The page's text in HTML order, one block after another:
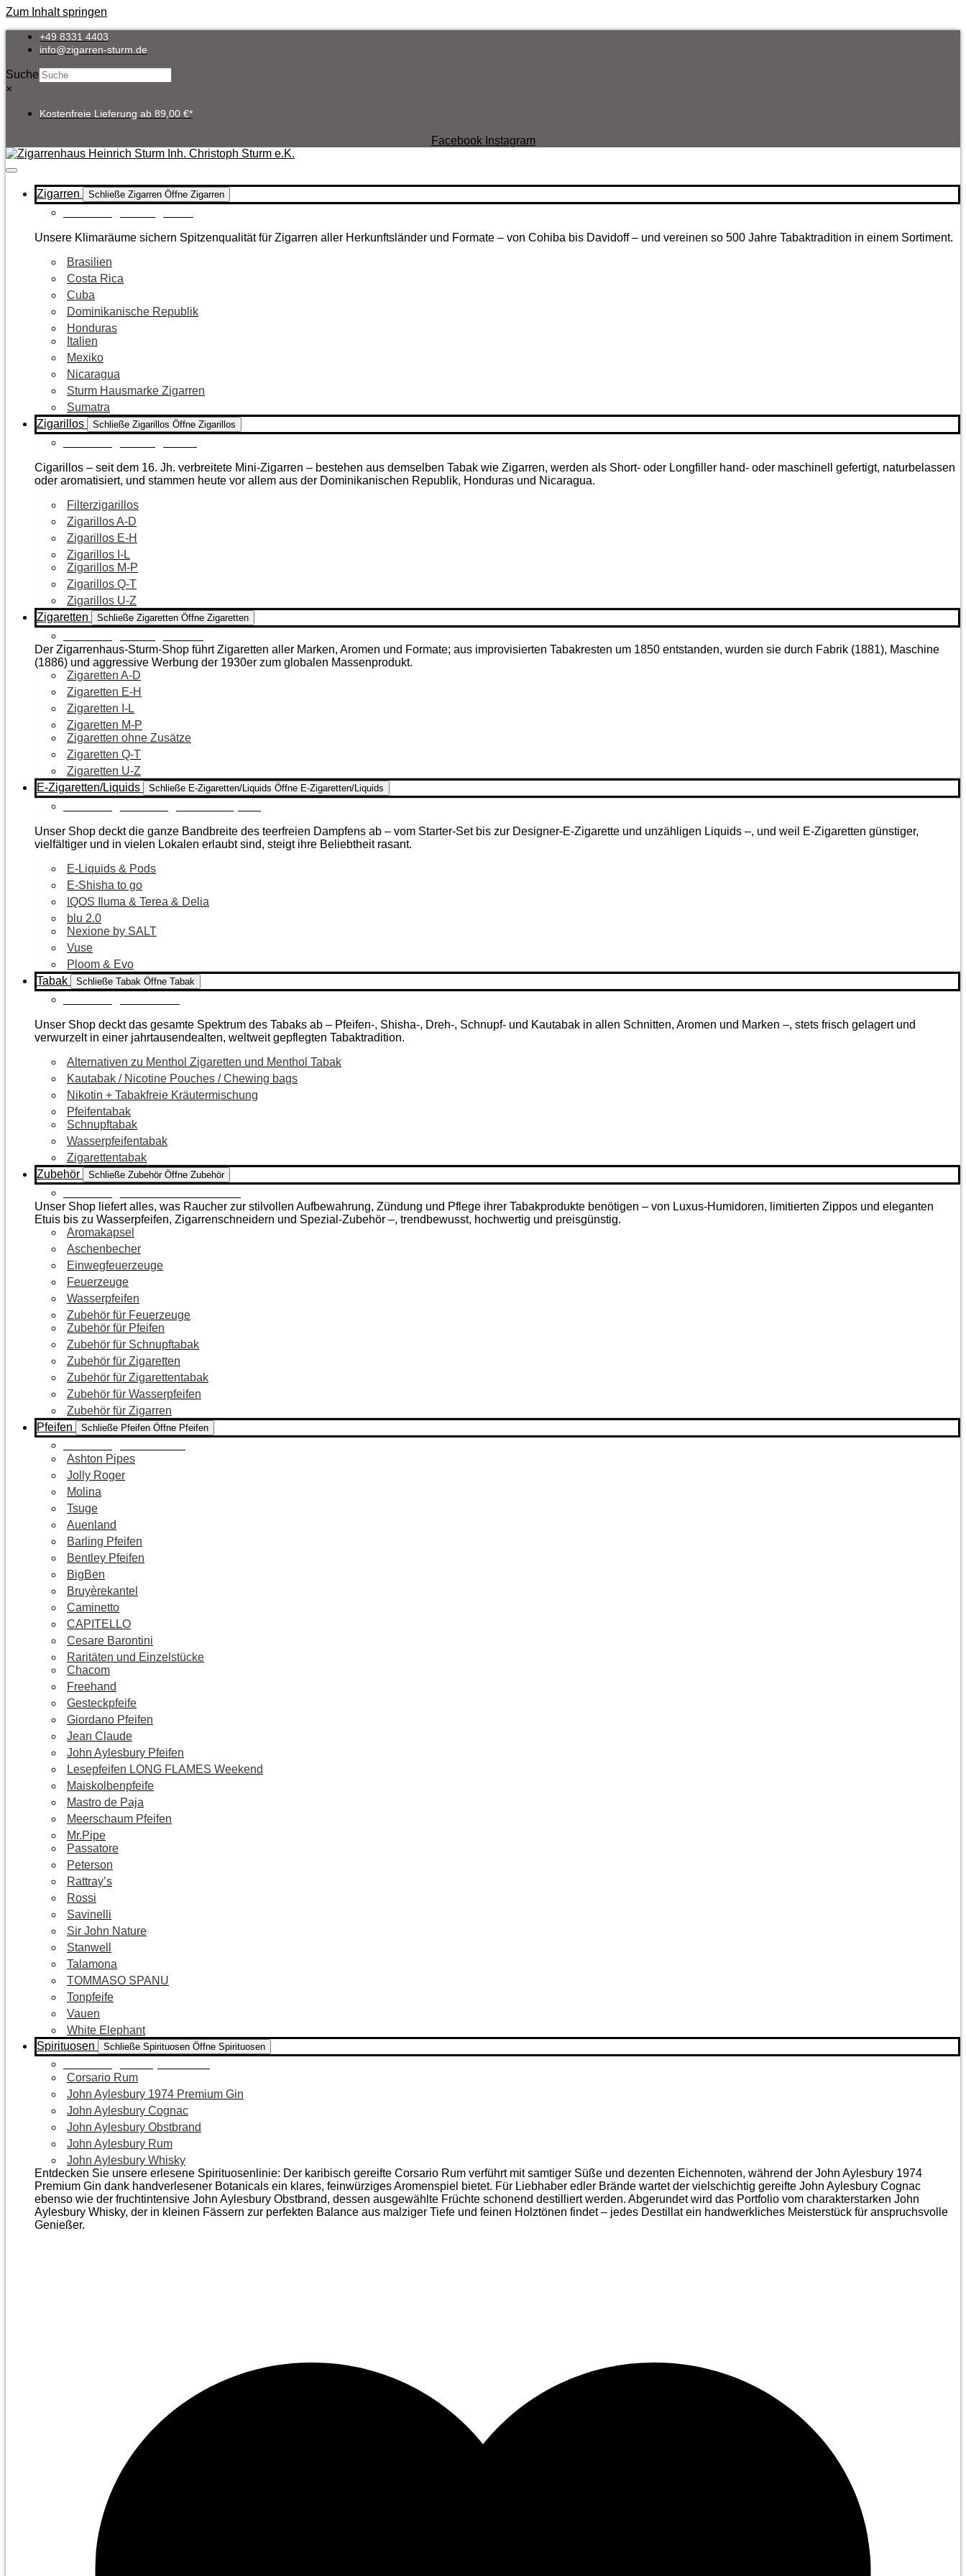
Zum Inhalt springen
+49 8331 4403
info@zigarren-sturm.de
Suche
×
Kostenfreie Lieferung ab 89,00 €*
Facebook Instagram
Zigarren Schließe Zigarren Öffne Zigarren
Unsere Klimaräume sichern Spitzenqualität für Zigarren aller Herkunftsländer und Formate – von Cohiba bis Davidoff – und vereinen so 500 Jahre Tabaktradition in einem Sortiment.
Brasilien
Costa Rica
Cuba
Dominikanische Republik
Honduras
Italien
Mexiko
Nicaragua
Sturm Hausmarke Zigarren
Sumatra
Zigarillos
Schließe Zigarillos Öffne Zigarillos
Cigarillos – seit dem 16. Jh. verbreitete Mini-Zigarren – bestehen aus demselben Tabak wie Zigarren, werden als Short- oder Longfiller hand- oder maschinell gefertigt, naturbelassen
oder aromatisiert, und stammen heute vor allem aus der Dominikanischen Republik, Honduras und Nicaragua.
Filterzigarillos
Zigarillos A-D
Zigarillos E-H
Zigarillos I-L
Zigarillos M-P
Zigarillos Q-T
Zigarillos U-Z
Zigaretten
Schließe Zigaretten Öffne Zigaretten
Der Zigarrenhaus-Sturm-Shop führt Zigaretten aller Marken, Aromen und Formate; aus improvisierten Tabakresten um 1850 entstanden, wurden sie durch Fabrik (1881), Maschine
(1886) und aggressive Werbung der 1930er zum globalen Massenprodukt.
Zigaretten A-D
Zigaretten E-H
Zigaretten I-L
Zigaretten M-P
Zigaretten ohne Zusätze
Zigaretten Q-T
Zigaretten U-Z
E-Zigaretten/Liquids
Schließe E-Zigaretten/Liquids Öffne E-Zigaretten/Liquids
Unser Shop deckt die ganze Bandbreite des teerfreien Dampfens ab – vom Starter-Set bis zur Designer-E-Zigarette und unzähligen Liquids –, und weil E-Zigaretten günstiger,
vielfältiger und in vielen Lokalen erlaubt sind, steigt ihre Beliebtheit rasant.
E-Liquids & Pods
E-Shisha to go
IQOS Iluma & Terea & Delia
blu 2.0
Nexione by SALT
Vuse
Ploom & Evo
Tabak
Schließe Tabak Öffne Tabak
Unser Shop deckt das gesamte Spektrum des Tabaks ab – Pfeifen-, Shisha-, Dreh-, Schnupf- und Kautabak in allen Schnitten, Aromen und Marken –, stets frisch gelagert und
verwurzelt in einer jahrtausendealten, weltweit gepflegten Tabaktradition.
Alternativen zu Menthol Zigaretten und Menthol Tabak
Kautabak / Nicotine Pouches / Chewing bags
Nikotin + Tabakfreie Kräutermischung
Pfeifentabak
Schnupftabak
Wasserpfeifentabak
Zigarettentabak
Zubehör
Schließe Zubehör Öffne Zubehör
Unser Shop liefert alles, was Raucher zur stilvollen Aufbewahrung, Zündung und Pflege ihrer Tabakprodukte benötigen – von Luxus-Humidoren, limitierten Zippos und eleganten
Etuis bis zu Wasserpfeifen, Zigarrenschneidern und Spezial-Zubehör –, trendbewusst, hochwertig und preisgünstig.
Aromakapsel
Aschenbecher
Einwegfeuerzeuge
Feuerzeuge
Wasserpfeifen
Zubehör für Feuerzeuge
Zubehör für Pfeifen
Zubehör für Schnupftabak
Zubehör für Zigaretten
Zubehör für Zigarettentabak
Zubehör für Wasserpfeifen
Zubehör für Zigarren
Pfeifen
Schließe Pfeifen Öffne Pfeifen
Ashton Pipes
Jolly Roger
Molina
Tsuge
Auenland
Barling Pfeifen
Bentley Pfeifen
BigBen
Bruyèrekantel
Caminetto
CAPITELLO
Cesare Barontini
Raritäten und Einzelstücke
Chacom
Freehand
Gesteckpfeife
Giordano Pfeifen
Jean Claude
John Aylesbury Pfeifen
Lesepfeifen LONG FLAMES Weekend
Maiskolbenpfeife
Mastro de Paja
Meerschaum Pfeifen
Mr.Pipe
Passatore
Peterson
Rattray’s
Rossi
Savinelli
Sir John Nature
Stanwell
Talamona
TOMMASO SPANU
Tonpfeife
Vauen
White Elephant
Spirituosen
Schließe Spirituosen Öffne Spirituosen
Corsario Rum
John Aylesbury 1974 Premium Gin
John Aylesbury Cognac
John Aylesbury Obstbrand
John Aylesbury Rum
John Aylesbury Whisky
Entdecken Sie unsere erlesene Spirituosenlinie: Der karibisch gereifte Corsario Rum verführt mit samtiger Süße und dezenten Eichen­noten, während der John Aylesbury 1974
Premium Gin dank handverlesener Botanicals ein klares, feinwürziges Aromenspiel bietet. Für Liebhaber edler Brände wartet der vielschichtig gereifte John Aylesbury Cognac
ebenso wie der frucht­intensive John Aylesbury Obstbrand, dessen ausgewählte Früchte schonend destilliert werden. Abgerundet wird das Portfolio vom charakterstarken John
Aylesbury Whisky, der in kleinen Fässern zur perfekten Balance aus malziger Tiefe und feinen Holz­tönen findet – jedes Destillat ein handwerkliches Meister­stück für anspruchsvolle
Genießer.